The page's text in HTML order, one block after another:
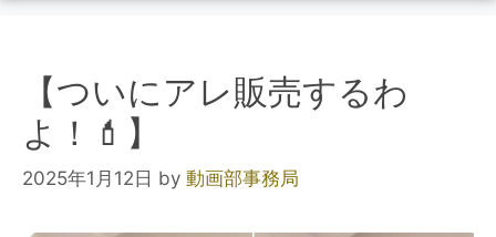
【ついにアレ販売するわ
よ！💄】
2025年1月12日 by 動画部事務局